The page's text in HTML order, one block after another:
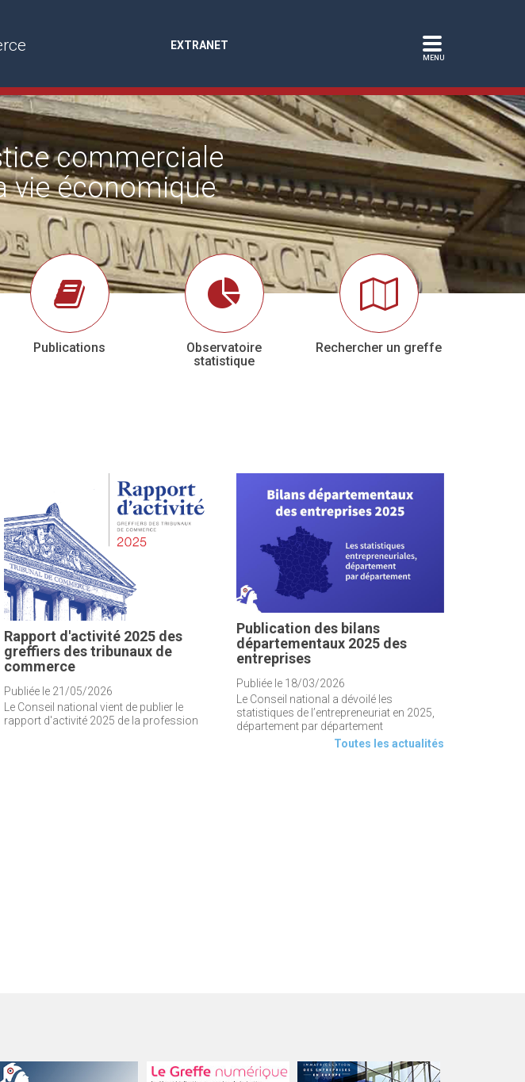
EXTRANET
commerciale
vie économique
Publications
Observatoire
statistique
Rechercher un greffe
Rapport d'activité 2025 des
greffiers des tribunaux de
commerce
Publiée le 21/05/2026
Le Conseil national vient de publier le
rapport d'activité 2025 de la profession
Publication des bilans
départementaux 2025 des
entreprises
Publiée le 18/03/2026
Le Conseil national a dévoilé les
statistiques de l’entrepreneuriat en 2025,
département par département
Toutes les actualités